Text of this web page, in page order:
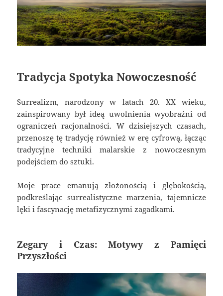
Tradycja Spotyka Nowoczesność
Surrealizm, narodzony w latach 20. XX wieku,
zainspirowany był ideą uwolnienia wyobraźni od
ograniczeń racjonalności. W dzisiejszych czasach,
przenoszę tę tradycję również w erę cyfrową, łącząc
tradycyjne techniki malarskie z nowoczesnym
podejściem do sztuki.
Moje prace emanują złożonością i głębokością,
podkreślając surrealistyczne marzenia, tajemnicze
lęki i fascynację metafizycznymi zagadkami.
Zegary i Czas: Motywy z Pamięci
Przyszłości